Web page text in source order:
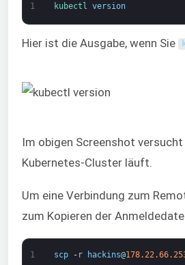
1 kubectl version
Hier ist die Ausgabe, wenn Sie
Im obigen Screenshot versucht
Kubernetes-Cluster läuft.
Um eine Verbindung zum
zum Kopieren der
1 scp - r hackins@